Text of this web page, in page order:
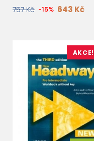
757 Kč -15% 643 Kč
AKCE!